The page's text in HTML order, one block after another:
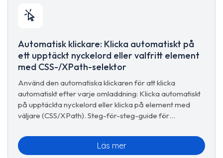
Automatisk klickare: Klicka automatiskt på
ett upptäckt nyckelord eller valfritt element
med CSS-/XPath-selektor
Använd den automatiska klickaren för att klicka
automatiskt efter varje omladdning: Klicka automatiskt
på upptäckta nyckelord eller klicka på element med
väljare (CSS/XPath). Steg-för-steg-guide för
Läs mer